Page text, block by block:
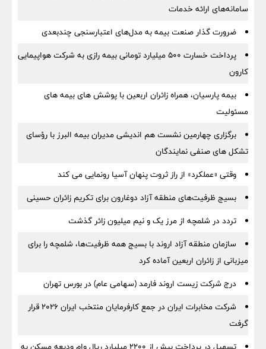
سامانه‌های ارائه خدمات
ضرورت گذار صنعت بیمه به مدل‌های اعتبارسنجی چندبعدی
پرداخت خسارت ۵۰۰ میلیارد تومانی بیمه رازی به شرکت هواپیمایی
کارون
بیمه پارسیان، همراه زائران اربعین با پوشش های بیمه های
مسئولیت
برگزاری چهارمین نشست هم اندیشی مدیران بیمه البرز با رؤسای
تشکل های صنفی نمایندگان
وقتی «عملکرد» از راز ثروت پنهان آسیا رونمایی می کند
بسیج ظرفیت‌های منطقه آزاد دوغارون برای تکریم زائران حسینی
تردد در شلمچه از مرز یک و نیم میلیون زائر گذشت
سازمان منطقه آزاد اروند با بسیج همه ظرفیت‌ها، شلمچه را برای
میزبانی از زائران اربعین آماده کرد
درج شرکت زیست اروند فارمد (سهامی عام) در بورس تهران
شرکت مخابرات ایران در جمع کارفرمایان منتخب ایران ۲۰۲۶ قرار
گرفت